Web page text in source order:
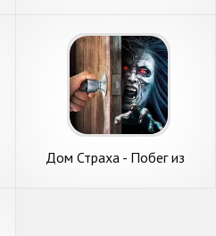
Дом Страха - Побег из